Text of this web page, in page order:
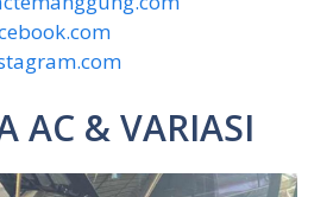
AC & VARIASI